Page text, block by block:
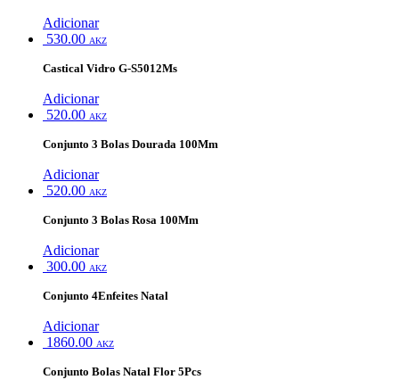
Adicionar
530.00 AKZ
Castical Vidro G-S5012Ms
Adicionar
520.00 AKZ
Conjunto 3 Bolas Dourada 100Mm
Adicionar
520.00 AKZ
Conjunto 3 Bolas Rosa 100Mm
Adicionar
300.00 AKZ
Conjunto 4Enfeites Natal
Adicionar
1860.00 AKZ
Conjunto Bolas Natal Flor 5Pcs